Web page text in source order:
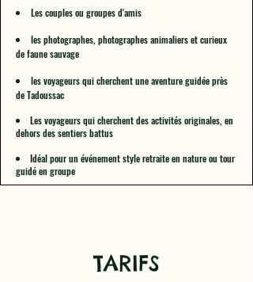
Les couples ou groupes d'amis
les photographes, photographes animaliers et curieux
de faune sauvage
les voyageurs qui cherchent une aventure guidée près
de Tadoussac
Les voyageurs qui cherchent des activités originales, en
dehors des sentiers battus
Idéal pour un événement style retraite en nature ou tour
guidé en groupe
TARIFS